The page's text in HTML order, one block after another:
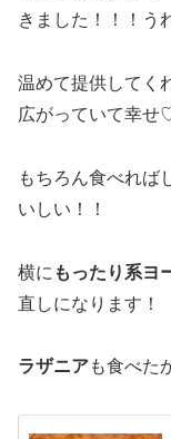
きました！！！う
温めて提供してく
広がっていて幸せ
もちろん食べれば
いしい！！
横に もったり系ヨ
直しになります！
ラザニアも食べた